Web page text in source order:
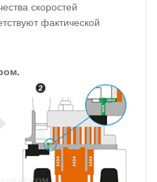
скоростей
фактической